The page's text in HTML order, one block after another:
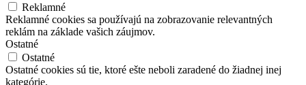
Reklamné
Reklamné cookies sa používajú na zobrazovanie relevantných
reklám na základe vašich záujmov.
Ostatné
Ostatné
Ostatné cookies sú tie, ktoré ešte neboli zaradené do žiadnej inej
kategórie.